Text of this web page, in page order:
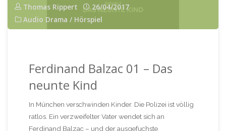
Thomas Rippert
26/04/2017
Audio Drama / Hörspiel
Ferdinand Balzac 01 – Das
neunte Kind
In München verschwinden Kinder. Die Polizei ist völlig
ratlos. Ein verzweifelter Vater wendet sich an
Ferdinand Balzac – und der ausgefuchste